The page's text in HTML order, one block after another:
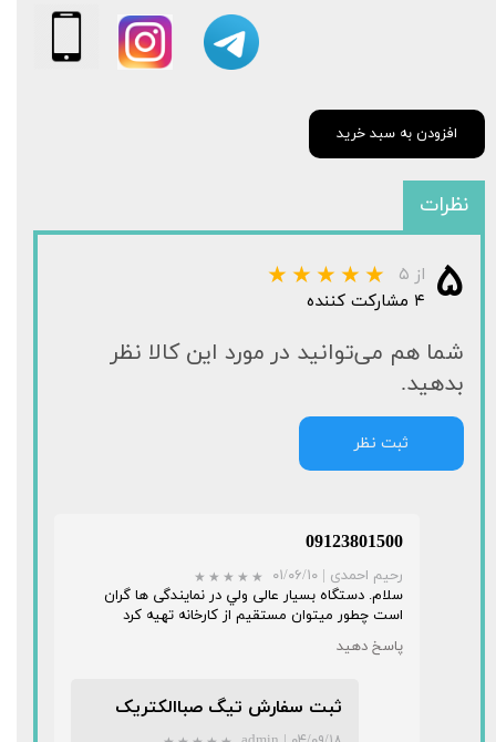
افزودن به سبد خرید
نظرات
۵ از ۵
۴ مشارکت کننده
شما هم می‌توانید در مورد این کالا نظر
بدهید.
ثبت نظر
09123801500
رحیم احمدی
۰۱/۰۶/۱۰
سلام. دستگاه بسیار عالی ولي در نمايندگی ها گران
است چطور میتوان مستقیم از کارخانه تهیه کرد
پاسخ دهید
ثبت سفارش تیگ صباالکتریک